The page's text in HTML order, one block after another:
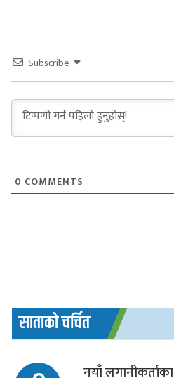
Subscribe
0 COMMENTS
साताको चर्चित
नयाँ